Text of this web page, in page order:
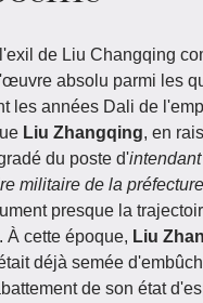
de Liu Changqing
absolu parmi les
les années Dali de
Liu Zhangqing, en
du poste d'
militaire de la
presque la
. À cette époque, Liu
déjà semée
de son état